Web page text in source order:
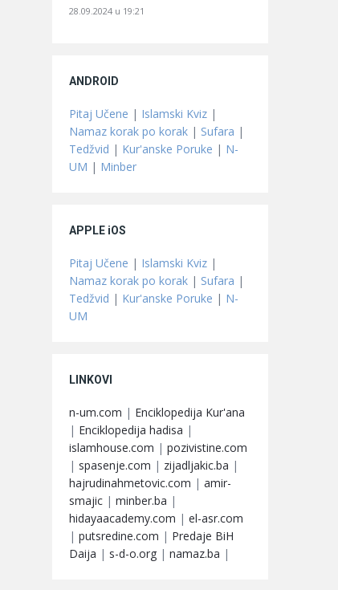
28.09.2024 u 19:21
ANDROID
Pitaj Učene | Islamski Kviz |
Namaz korak po korak | Sufara |
Tedžvid | Kur'anske Poruke | N-
UM | Minber
APPLE iOS
Pitaj Učene | Islamski Kviz |
Namaz korak po korak | Sufara |
Tedžvid | Kur'anske Poruke | N-
UM
LINKOVI
n-um.com | Enciklopedija Kur'ana
| Enciklopedija hadisa |
islamhouse.com | pozivistine.com
| spasenje.com | zijadljakic.ba |
hajrudinahmetovic.com | amir-
smajic | minber.ba |
hidayaacademy.com | el-asr.com
| putsredine.com | Predaje BiH
Daija | s-d-o.org | namaz.ba |